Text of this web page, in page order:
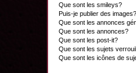
Que sont les smileys?
Puis-je publier des images?
Que sont les annonces
Que sont les annonces?
Que sont les post-it?
Que sont les sujets
Que sont les icônes de